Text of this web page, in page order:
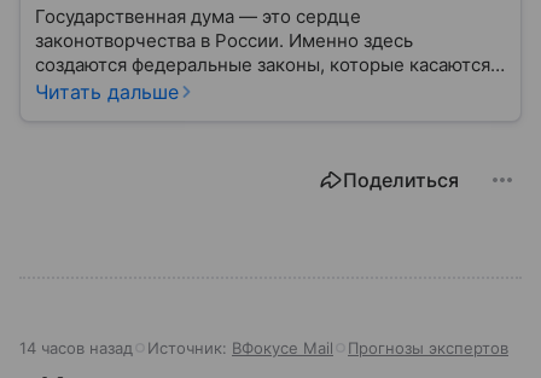
Государственная дума — это сердце
законотворчества в России. Именно здесь
создаются федеральные законы, которые касаются
жизни каждого гражданина: от образования и
Читать дальше
Поделиться
14 часов назад Источник: ВФокусе Mail Прогнозы экспертов